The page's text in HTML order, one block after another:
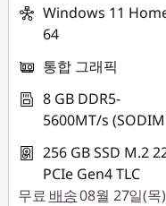
Windows 11
64
통합 그래픽
8 GB DDR5-
5600MT/s
256 GB SSD M.2
PCIe Gen4 TLC
무료 배송08월 27일(목